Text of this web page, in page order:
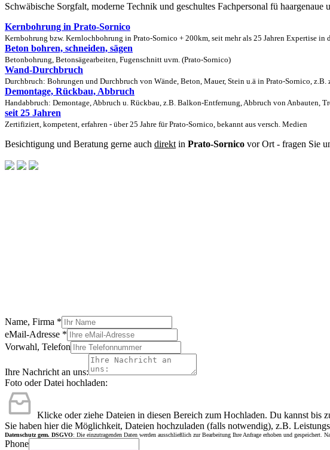
Schwäbische Sorgfalt, moderne Technik und geschultes Fachpersonal fü haargenaue
Kernbohrung in Prato-Sornico
Kernbohrung bzw. Kernlochbohrung in Prato-Sornico + 200km, seit mehr als 25 Jahren Expertise in
Beton bohren, schneiden, sägen
Betonbohrung, Betonsägearbeiten, Fugenschnitt uvm. (Prato-Sornico)
Wand-Durchbruch
Durchbruch: Bohrungen und Durchbruch von Wände, Beton, Mauer, Stein u.ä in Prato-Sornico,
Demontage, Rückbau, Abbruch
Handabbruch: Demontage, Abbruch u. Rückbau, z.B. Balkon-Entfernung, Abbruch von Anbauten,
seit 25 Jahren
Zertifiziert, kompetent, erfahren - über 25 Jahre für Prato-Sornico, bekannt aus versch. Medien
Besichtigung und Beratung gerne auch direkt in Prato-Sornico vor Ort - fragen Sie
Name, Firma *
eMail-Adresse *
Vorwahl, Telefon
Ihre Nachricht an uns:
Foto oder Datei hochladen:
Klicke oder ziehe Dateien in diesen Bereich zum Hochladen. Du kannst bis
Sie haben hier die Möglichkeit, Dateien hochzuladen (falls notwendig), z.B.
Datenschutz gem. DSGVO: Die einzutragenden Daten werden ausschließlich zur Bearbeitung Ihre Anfrage erhoben und gespeichert.
Phone